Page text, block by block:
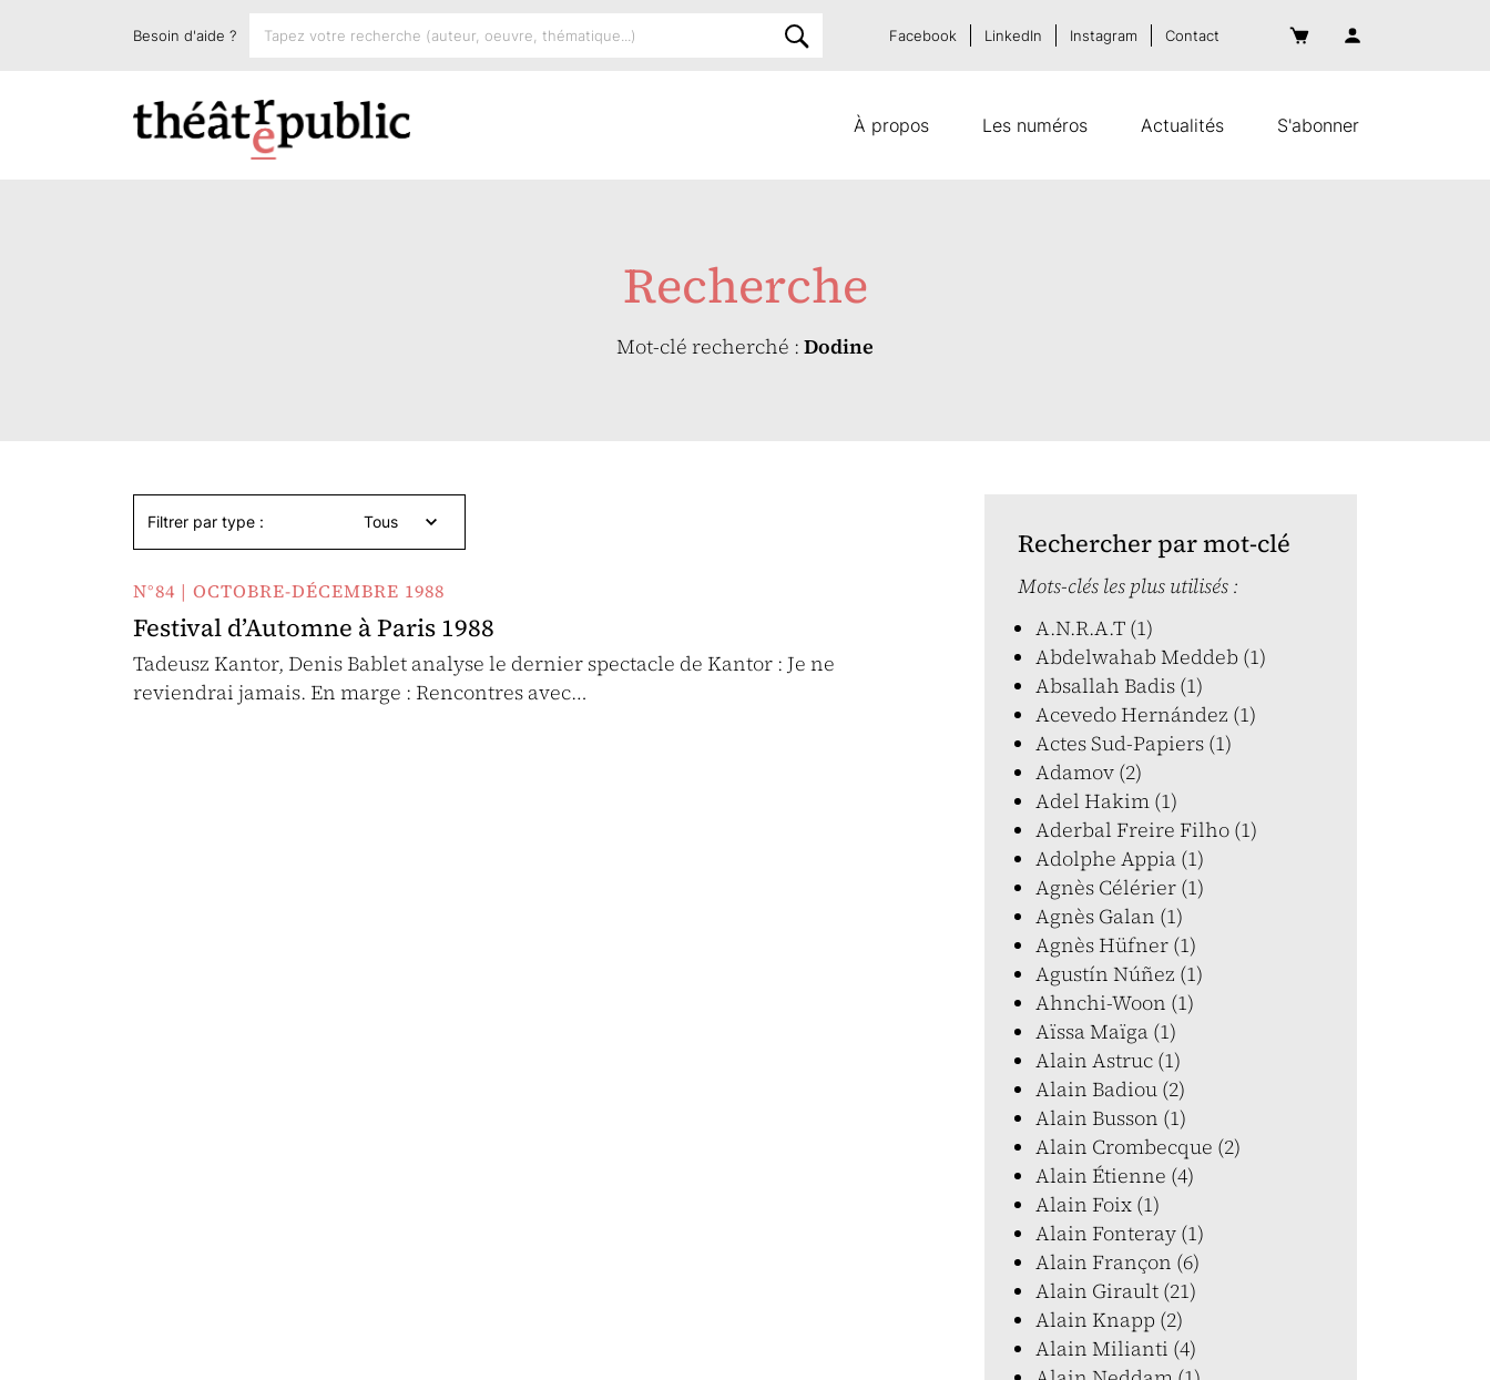
À propos Les numéros Actualités S'abonner
Besoin d'aide ? Facebook LinkedIn Instagram Contact
Recherche
Mot-clé recherché : Dodine
Filtrer par type : Tous
N°84 | OCTOBRE-DÉCEMBRE 1988
Festival d’Automne à Paris 1988
Tadeusz Kantor, Denis Bablet analyse le dernier spectacle de Kantor : Je ne
reviendrai jamais. En marge : Rencontres avec…
Rechercher par mot-clé
Mots-clés les plus utilisés :
A.N.R.A.T (1)
Abdelwahab Meddeb (1)
Absallah Badis (1)
Acevedo Hernández (1)
Actes Sud-Papiers (1)
Adamov (2)
Adel Hakim (1)
Aderbal Freire Filho (1)
Adolphe Appia (1)
Agnès Célérier (1)
Agnès Galan (1)
Agnès Hüfner (1)
Agustín Núñez (1)
Ahnchi-Woon (1)
Aïssa Maïga (1)
Alain Astruc (1)
Alain Badiou (2)
Alain Busson (1)
Alain Crombecque (2)
Alain Étienne (4)
Alain Foix (1)
Alain Fonteray (1)
Alain Françon (6)
Alain Girault (21)
Alain Knapp (2)
Alain Milianti (4)